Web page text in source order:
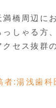
橋周辺に
しゃる方
セス抜群
者:湯浅歯